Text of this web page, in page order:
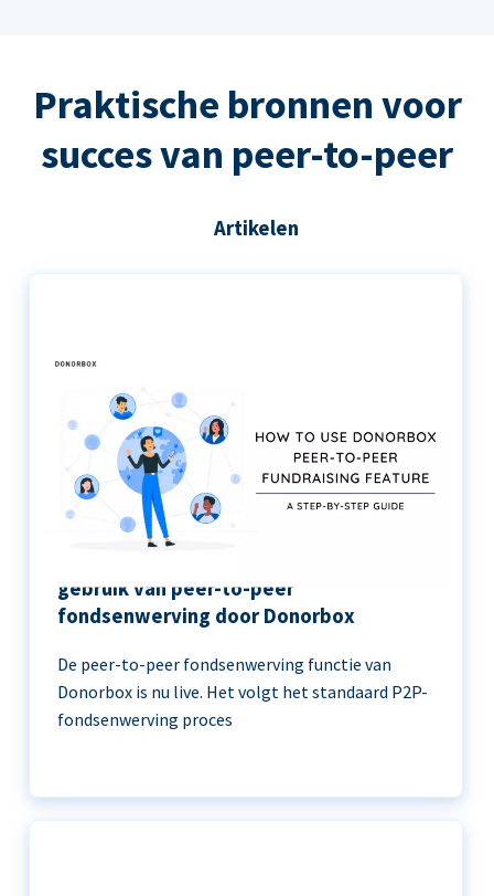
Praktische bronnen voor
succes van peer-to-peer
Artikelen
gebruik van peer-to-peer
fondsenwerving door Donorbox
De peer-to-peer fondsenwerving functie van
Donorbox is nu live. Het volgt het standaard P2P-
fondsenwerving proces